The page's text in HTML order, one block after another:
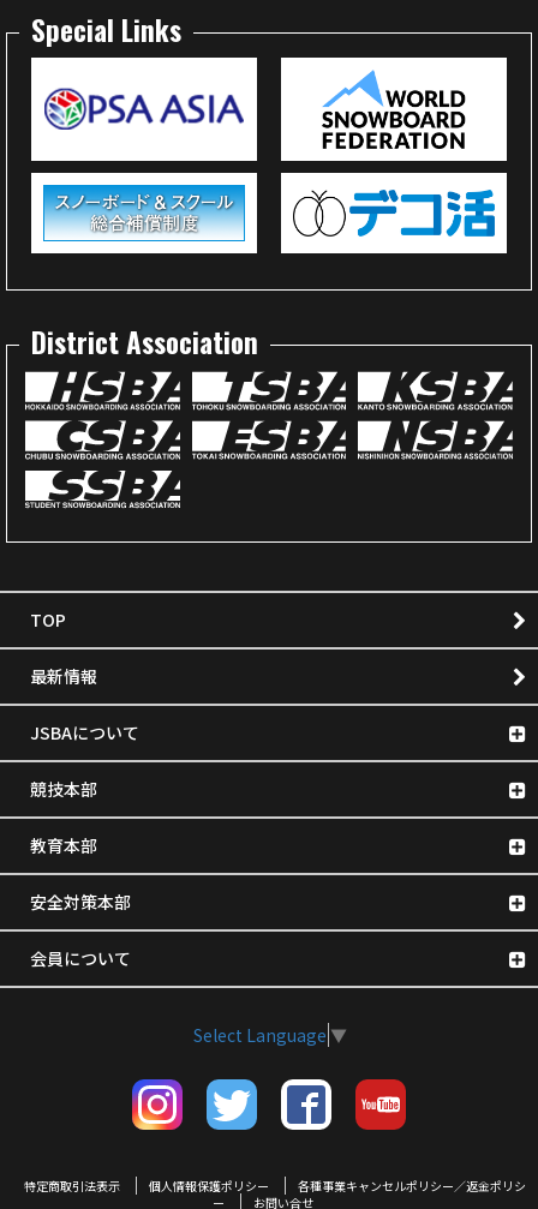
Special Links
District Association
TOP
最新情報
JSBAについて
競技本部
教育本部
安全対策本部
会員について
Select Language ▼
特定商取引法表示 個人情報保護ポリシー
各種事業キャンセルポリシー／返金ポリシ
ー
お問い合せ